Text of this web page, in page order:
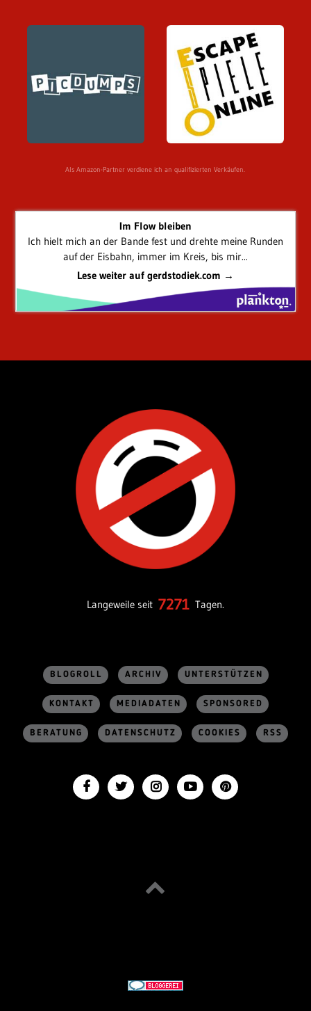
Als Amazon-Partner verdiene ich an qualifizierten Verkäufen.
Im Flow bleiben
Ich hielt mich an der Bande fest und drehte meine Runden
auf der Eisbahn, immer im Kreis, bis mir...
Lese weiter auf gerdstodiek.com →
Langeweile seit 7271 Tagen.
BLOGROLL ARCHIV UNTERSTÜTZEN
KONTAKT MEDIADATEN SPONSORED
BERATUNG DATENSCHUTZ COOKIES RSS